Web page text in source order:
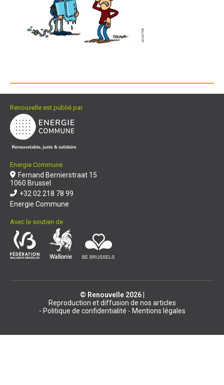
Renouvelle est publié par
Energie Commune
Fernand Bernierstraat 15
1060 Brussel
+32 02 218 78 99
Energie Commune
Avec le soutien de
© Renouvelle 2026|
Reproduction et diffusion de nos articles
Politique de confidentialité
Mentions légales